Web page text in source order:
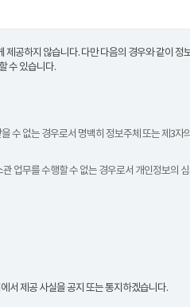
공하지 않습니다. 다만 다음의 경우와 같이 정
수 있습니다.
수 없는 경우로서 명백히 정보주체 또는 제3자
업무를 수행할 수 없는 경우로서 개인정보의
서 제공 사실을 공지 또는 통지하겠습니다.